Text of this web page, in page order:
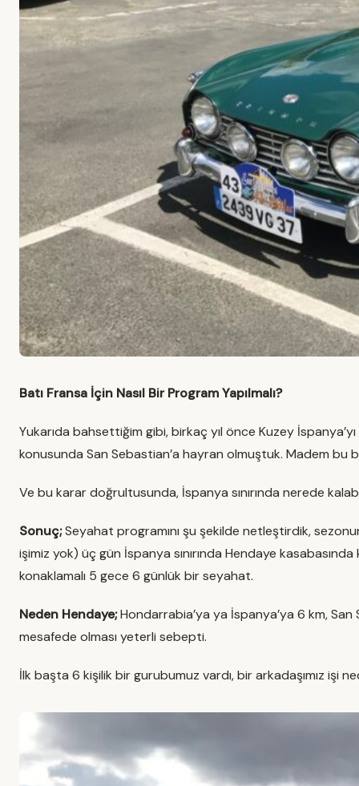
Batı Fransa İçin Nasıl Bir Program Yapılmalı?
Yukarıda bahsettiğim gibi, birkaç yıl önce Kuzey
konusunda San Sebastian’a hayran olmuştuk. Madem bu
Ve bu karar doğrultusunda, İspanya sınırında nerede
Sonuç;Seyahat programını şu şekilde netleştirdik,
işimiz yok) üç gün İspanya sınırında Hendaye
konaklamalı 5 gece 6 günlük bir seyahat.
Neden Hendaye;Hondarrabia’ya ya İspanya’ya 6 km, San
mesafede olması yeterli sebepti.
İlk başta 6 kişilik bir gurubumuz vardı, bir arkadaşımız işi